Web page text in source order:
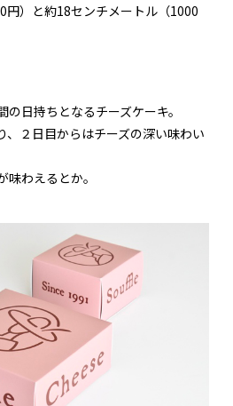
円）と約18センチメートル（1000
日持ちとなるチーズケーキ。
、２日目からはチーズの深い味わい
味わえるとか。